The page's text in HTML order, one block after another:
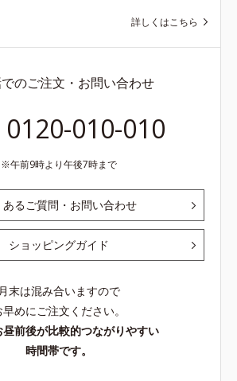
詳しくはこちら
のご注文・お問い合わせ
0120-010-010
午前9時より午後7時まで
あるご質問・お問い合わせ
ショッピングガイド
月末は混み合いますので
早めにご注文ください。
前後が比較的つながりやすい
時間帯です。